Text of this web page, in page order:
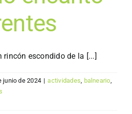
rincón escondido de la [...]
junio de 2024 | actividades, balneario,